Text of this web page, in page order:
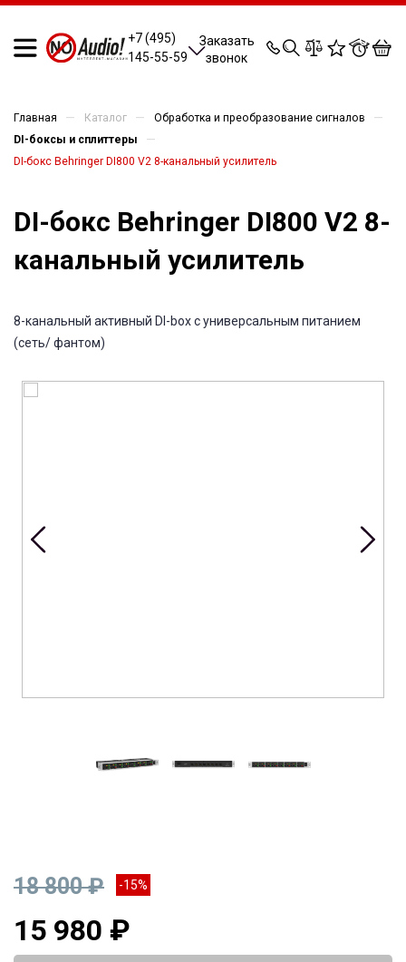
+7 (495)
145-55-59
Заказать
звонок
0 0 0 0
Главная — Каталог — Обработка и преобразование сигналов —
DI-боксы и сплиттеры —
DI-бокс Behringer DI800 V2 8-канальный усилитель
DI-бокс Behringer DI800 V2 8-
канальный усилитель
8-канальный активный DI-box с универсальным питанием
(сеть/ фантом)
18 800 ₽ -15%
15 980 ₽